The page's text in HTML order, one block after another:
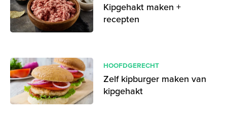
Kipgehakt maken +
recepten
HOOFDGERECHT
Zelf kipburger maken van
kipgehakt